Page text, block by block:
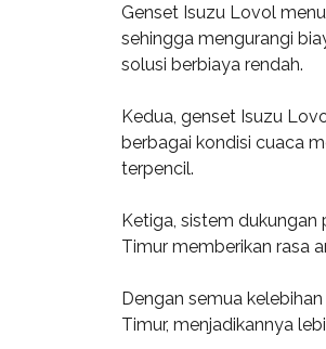
Genset Isuzu Lovol
sehingga mengurangi
solusi berbiaya rendah.
Kedua, genset Isuzu
berbagai kondisi cuaca
terpencil.
Ketiga, sistem dukungan
Timur memberikan rasa
Dengan semua
Timur, menjadikannya